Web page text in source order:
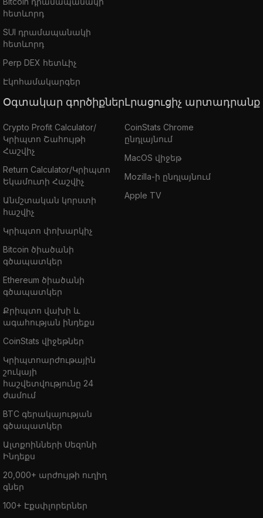
հետևորդ
SUI դրամապանակի
հետևորդ
Perp DEX հետևիչ
Էկոհամակարգեր
Օգտակար գործիքներ
Crypto Profit Calculator/
Կրիպտո Շահույթի
Հաշվիչ
Return Calculator/Կրիպտո
Եկամուտի Հաշվիչ
Անմշտական կորստի
հաշվիչ
Կրիպտո փոխարկիչ
Bitcoin ծիածանի
գծապատկեր
Ethereum ծիածանի
գծապատկեր
Քրիպտո վախի և
ագահության ինդեքս
CoinStats վիջեթներ
Կրիպտոարժութային
շուկայի
հաշվետվությունը 24
ժամում
BTC գերակայության
գծապատկեր
Ալտքոինների Սեզոնի
Ինդեքս
20,000+ արժույթի ուղիղ
գներ
100+ Էքսփլորերներ
Լրացուցիչ արտադրանք
CoinStats Chrome
ընդլայնում
MacOS վիջեթ
Mozilla-ի ընդլայնում
Apple TV